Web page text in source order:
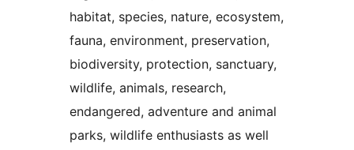
habitat, species, nature, ecosystem,
fauna, environment, preservation,
biodiversity, protection, sanctuary,
wildlife, animals, research,
endangered, adventure and animal
parks, wildlife enthusiasts as well